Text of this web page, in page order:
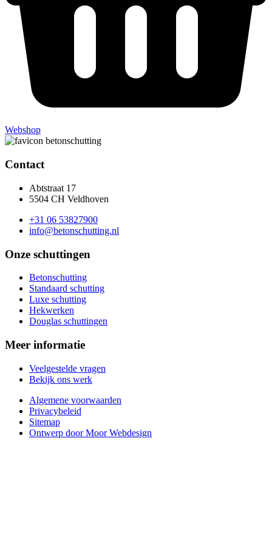
Webshop
Contact
Abtstraat 17
5504 CH Veldhoven
+31 06 53827900
info@betonschutting.nl
Onze schuttingen
Betonschutting
Standaard schutting
Luxe schutting
Hekwerken
Douglas schuttingen
Meer informatie
Veelgestelde vragen
Bekijk ons werk
Algemene voorwaarden
Privacybeleid
Sitemap
Ontwerp door Moor Webdesign